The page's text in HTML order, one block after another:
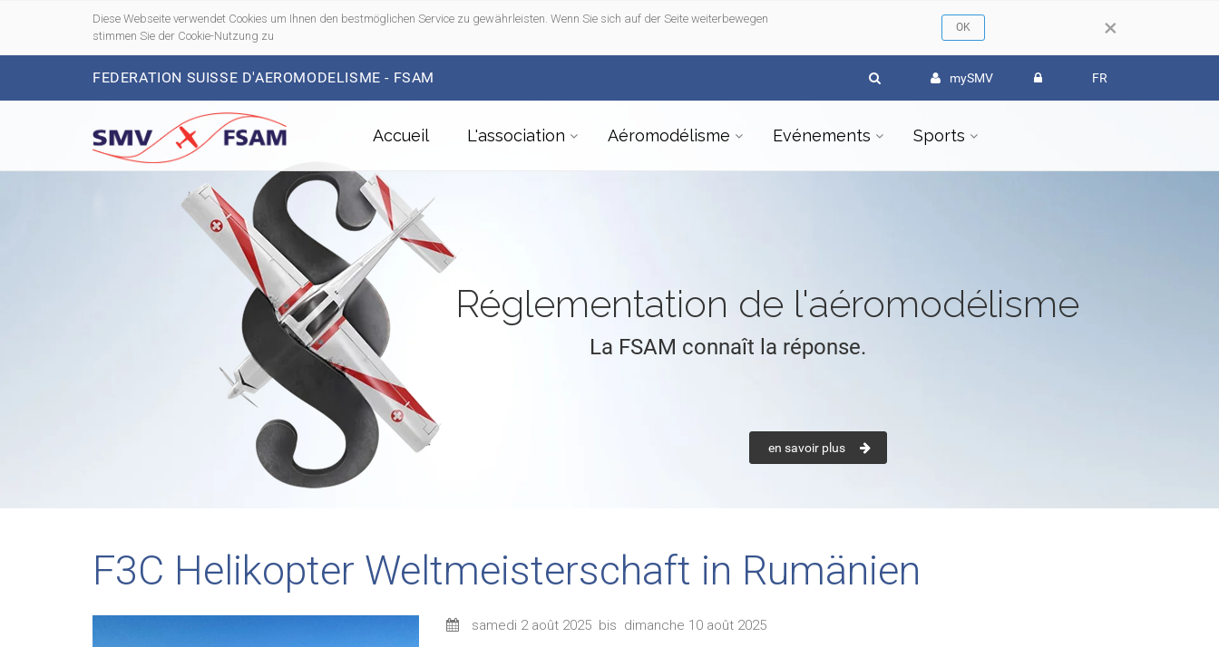
×
Diese Webseite verwendet Cookies um Ihnen den bestmöglichen Service zu gewährleisten. Wenn Sie sich auf der Seite weiterbewegen
stimmen Sie der Cookie-Nutzung zu
FEDERATION SUISSE D'AEROMODELISME - FSAM mySMV FR
Accueil L'association Aéromodélisme Evénements Sports
Réglementation de l'aéromodélisme
La FSAM connaît la réponse.
en savoir plus
F3C Helikopter Weltmeisterschaft in Rumänien
samedi 2 août 2025 bis dimanche 10 août 2025